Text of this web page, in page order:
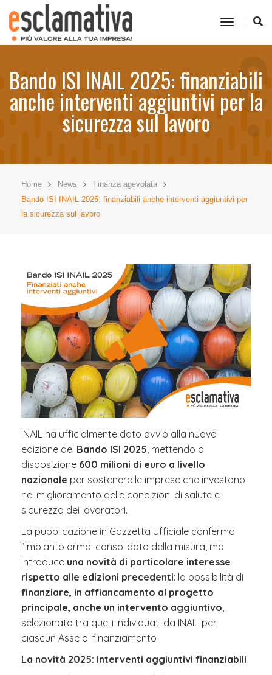
toggle
Bando ISI INAIL 2025: finanziabili
anche interventi aggiuntivi per la
sicurezza sul lavoro
Home News
Finanza agevolata
Bando ISI INAIL 2025: finanziabili anche interventi aggiuntivi per
la sicurezza sul lavoro
INAIL ha ufficialmente dato avvio alla nuova
edizione del Bando ISI 2025, mettendo a
disposizione 600 milioni di euro a livello
nazionale per sostenere le imprese che investono
nel miglioramento delle condizioni di salute e
sicurezza dei lavoratori.
La pubblicazione in Gazzetta Ufficiale conferma
l’impianto ormai consolidato della misura, ma
introduce una novità di particolare interesse
rispetto alle edizioni precedenti: la possibilità di
finanziare, in affiancamento al progetto
principale, anche un intervento aggiuntivo,
selezionato tra quelli individuati da INAIL per
ciascun Asse di finanziamento
La novità 2025: interventi aggiuntivi finanziabili